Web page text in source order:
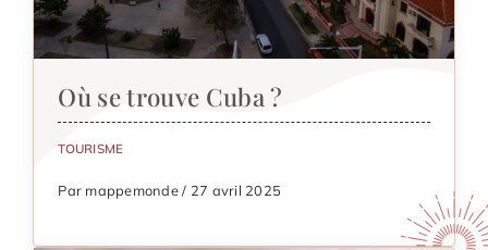
Où se trouve Cuba ?
TOURISME
Par mappemonde / 27 avril 2025